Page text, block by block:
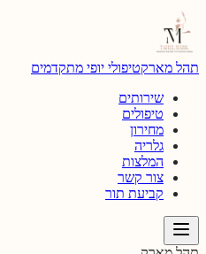
דילוג לתוכן הראשי
תהל מארקטיפולי יופי מתקדמים
שירותים
טיפולים
מחירון
גלריה
המלצות
צור קשר
קביעת תור